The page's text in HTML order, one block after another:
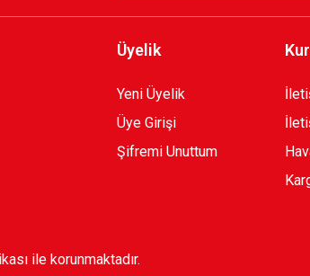
Üyelik
Yeni Üyelik
Üye Girişi
Şifremi Unuttum
ile korunmaktadır.